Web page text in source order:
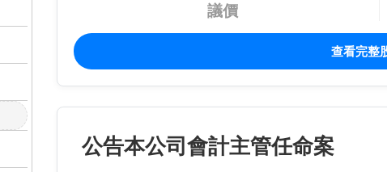
議價
查看完整
公告本公司會計主管任命案